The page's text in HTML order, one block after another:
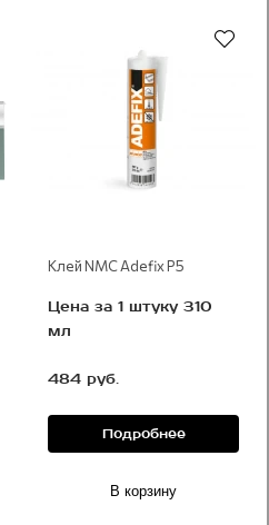
Клей NMC Adefix P5
Цена за 1 штуку 310
мл
484 руб.
Подробнее
В корзину